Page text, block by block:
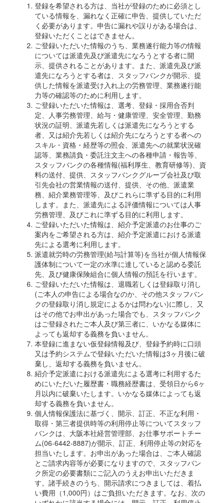
登録を希望される方は、当社が登録のために必須とし
ている情報を、漏れなく正確に申告、提供していただ
く必要があります。申告に漏れや誤りがある場合は、
登録いただくことはできません。
ご登録いただいた情報のうち、業務遂行能力等の情報
については派遣先及び派遣先になろうとする者に開
示、提供されることがあります。また、派遣先及び派
遣先になろうとする者は、スタッフバンクが開示、提
供した情報を派遣受け入れ上の労務管理、業務遂行能
力等の確認等のために利用します。
ご登録いただいた情報は、選考、登録・採用合否判
定、人事労務管理、給与・健康管理、安全管理、勤務
状況の証明、派遣先若しくは派遣先になろうとする
者、又は紹介先若しくは紹介先になろうとする者への
スキル・資格・経歴等の照会、派遣先への就業状況確
認等、業務請負・委託注文主への各種申請・報告等、
スタッフバンクの各種情報(福利厚生、教育研修等)、資
料の送付、提供、スタッフバンクグループ会社及び取
引先会社の営業情報の送付、提供、その他、派遣業
務、紹介業務管理等、及びこれらに準ずる目的に利用
します。また、派遣先による評価情報については人事
労務管理、及びこれに準ずる目的に利用します。
ご登録いただいた情報は、紹介予定派遣のお仕事のご
案内をご希望される方は、紹介予定派遣における派遣
先による選考に利用します。
派遣就労時の労務管理(給与計算等)を当社が個人情報保
護体制について一定の水準に達していると認める委託
先、及び健康保険組合に個人情報の預託を行います。
ご登録いただいた情報は、退職若しくは登録取り消し
(ご本人の申告による場合なのか、その他スタッフバン
クの登録取り消し規定によるかは問わない)に際し、又
はその他でお申出があった場合でも、スタッフバンク
はご登録されたご本人及び第三者に、いかなる媒体に
よっても返却する義務を負いません。
本登録に進まない仮登録情報及び、登録予約時に口頭
又は予約システムで登録いただいた情報は3ヶ月後に破
棄し、返却する義務を負いません。
紹介予定派遣における派遣先による選考に利用するた
めにいただいた履歴書・職務経歴書は、受領日から6ヶ
月以内に破棄いたします。いかなる媒体によっても返
却する義務を負いません。
個人情報保護法に基づく、開示、訂正、不正な利用・
取得・第三者提供時等の利用停止等についてスタッフ
バンクは、大阪本社経営管理部、お仕事サポートチー
ム(06-6442-8887)が開示、訂正、利用停止等の対応を
担当いたします。お申出があった場合は、ご本人確認
とご請求内容等が必要になりますので、スタッフバン
ク所定の必要書類にご記入のうえお申出いただきま
す。諸手続きのうち、開示請求につきましては、着払
い費用（1,000円）はご負担いただきます。なお、次の